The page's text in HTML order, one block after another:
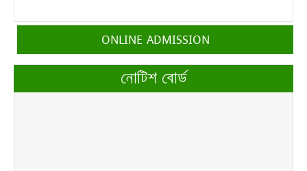
ONLINE ADMISSION
নোটিশ বোর্ড